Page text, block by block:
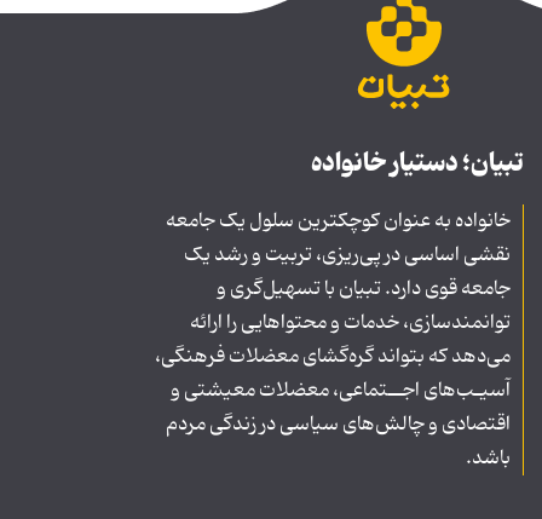
تبیان؛ دستیار خانواده
خانواده به عنوان کوچکترین سلول یک جامعه
نقشی اساسی در پی‌ریزی، تربیت و رشد یک
جامعه قوی دارد. تبیان با تسهیل‌گری و
توانمندسازی، خدمات و محتواهایی را ارائه
می‌دهد که بتواند گره‌گشای معضلات فرهنگی،
آسیـب‌های اجــتماعی، معضلات معیشتی و
اقتصادی و چالش‌های سیاسی در زندگی مردم
باشد.